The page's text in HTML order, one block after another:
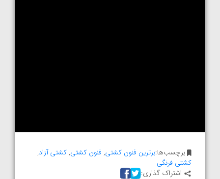
برچسب‌ها:برترین فنون کشتی, فنون کشتی,کشتی آزاد,
کشتی فرنگی
اشتراک گذاری: